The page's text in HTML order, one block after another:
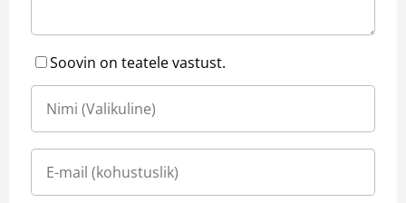
Soovin on teatele vastust.